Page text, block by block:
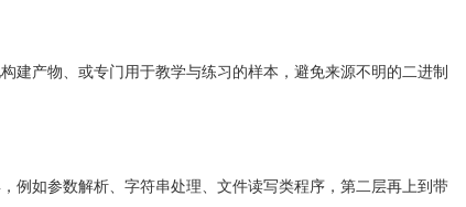
建产物、或专门用于教学与练习的样本，避免来源不明的二进制
例如参数解析、字符串处理、文件读写类程序，第二层再上到带